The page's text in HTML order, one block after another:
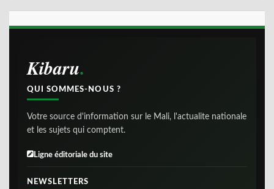
Kibaru
QUI SOMMES-NOUS ?
Votre source d'information sur le Mali, l'actualite nationale
et les sujets qui comptent.
Ligne éditoriale du site
NEWSLETTERS